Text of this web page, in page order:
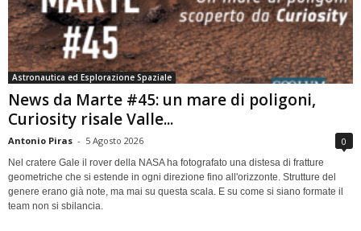
Astronautica ed Esplorazione Spaziale
News da Marte #45: un mare di poligoni,
Curiosity risale Valle...
Antonio Piras - 5 Agosto 2026 0
Nel cratere Gale il rover della NASA ha fotografato una distesa di fratture
geometriche che si estende in ogni direzione fino all'orizzonte. Strutture del
genere erano già note, ma mai su questa scala. E su come si siano formate il
team non si sbilancia.